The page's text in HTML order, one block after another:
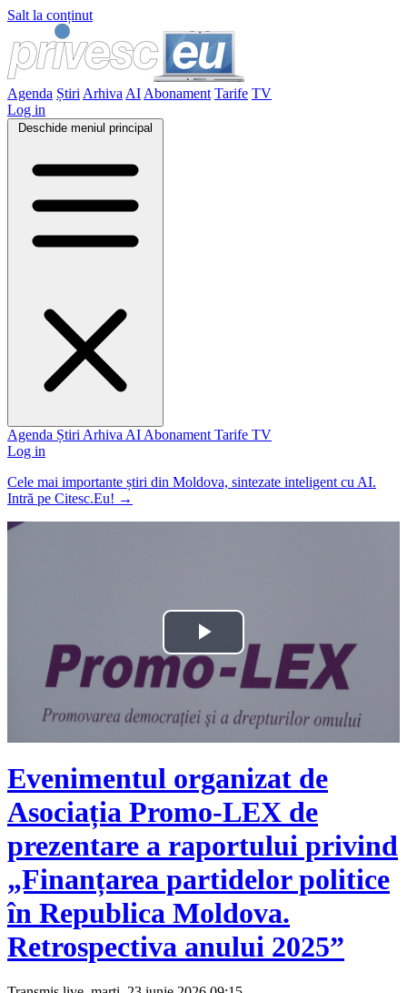
Salt la conținut
Agenda Știri Arhiva AI Abonament Tarife TV
Log in
Deschide meniul principal
Agenda Știri Arhiva AI Abonament Tarife TV
Log in
Cele mai importante știri din Moldova, sintezate inteligent cu AI.
Intră pe Citesc.Eu! →
Play
Video
Evenimentul organizat de
Asociația Promo-LEX de
prezentare a raportului privind
„Finanțarea partidelor politice
în Republica Moldova.
Retrospectiva anului 2025”